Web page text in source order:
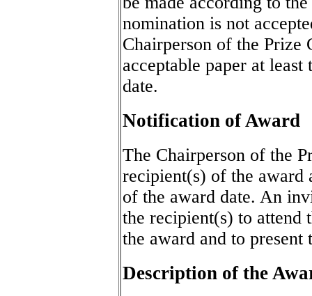
nomination is not
Chairperson of the Prize
acceptable paper at
date.
Notification of Award
The Chairperson of the
recipient(s) of the award
of the award date. An
the recipient(s) to attend
the award and to present
Description of the